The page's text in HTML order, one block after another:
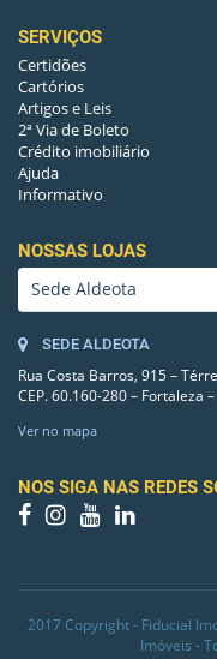
SERVIÇOS
Certidões
Cartórios
Artigos e Leis
2ª Via de Boleto
Crédito imobiliário
Ajuda
Informativo
NOSSAS LOJAS
Sede Aldeota
SEDE ALDEOTA
Rua Costa Barros, 915 –
CEP. 60.160-280 – Fortaleza
Ver no mapa
NOS SIGA NAS REDES
2017 Copyright - Fiducial
Imóveis -